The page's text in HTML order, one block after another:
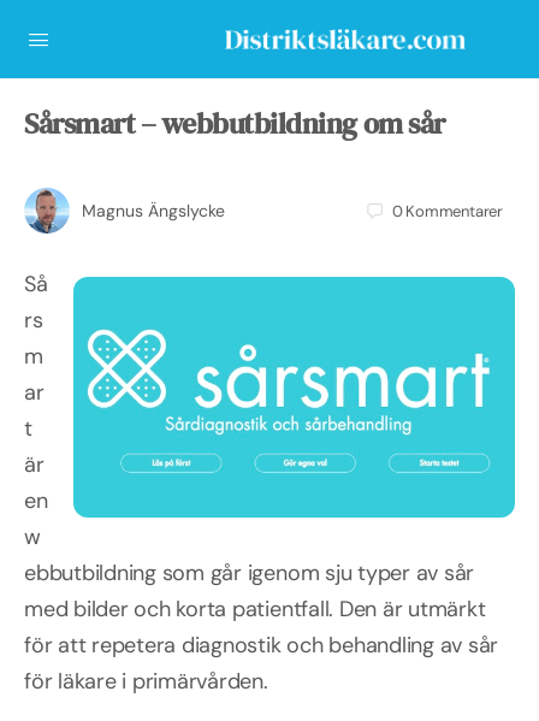
Sårsmart – webbutbildning om sår
Magnus Ängslycke 0Kommentarer
Så
rs
m
ar
t
är
en
w
ebbutbildning som går igenom sju typer av sår
med bilder och korta patientfall. Den är utmärkt
för att repetera diagnostik och behandling av sår
för läkare i primärvården.